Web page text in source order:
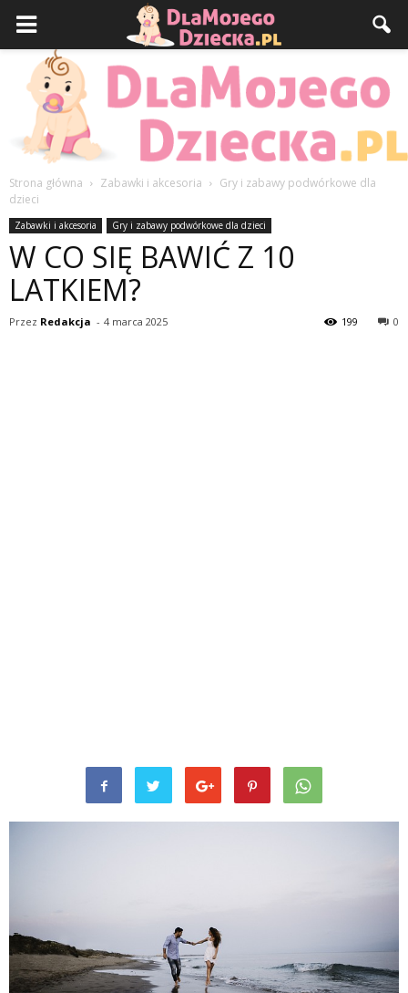
Strona główna Zabawki i akcesoria
Gry i zabawy podwórkowe dla
dzieci
Zabawki i akcesoria Gry i zabawy podwórkowe dla dzieci
W CO SIĘ BAWIĆ Z 10
LATKIEM?
Przez Redakcja - 4 marca 2025 0
199